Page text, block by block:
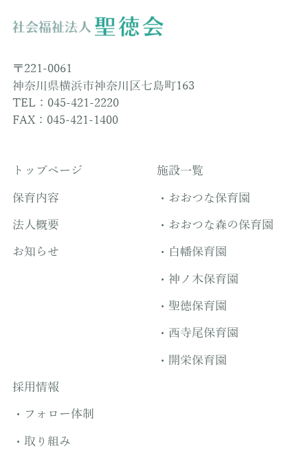
〒221-0061
神奈川県横浜市神奈川区七島町163
TEL：045-421-2220
FAX：045-421-1400
トップページ
保育内容
法人概要
お知らせ
施設一覧
おおつな保育園
おおつな森の保育園
白幡保育園
神ノ木保育園
聖徳保育園
西寺尾保育園
開栄保育園
採用情報
フォロー体制
取り組み